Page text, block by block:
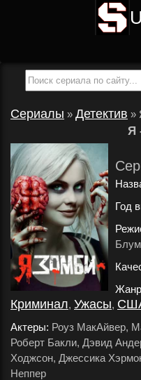
Сериалы » Детектив »
Я
Год
Криминал, Ужасы,
Актеры: Роуз МакАйвер,
Роберт Бакли, Дэвид
Ходжсон, Джессика
Неппер